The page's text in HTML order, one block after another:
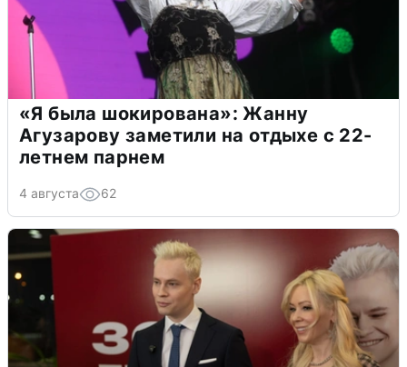
«Я была шокирована»: Жанну
Агузарову заметили на отдыхе с 22-
летнем парнем
4 августа 62